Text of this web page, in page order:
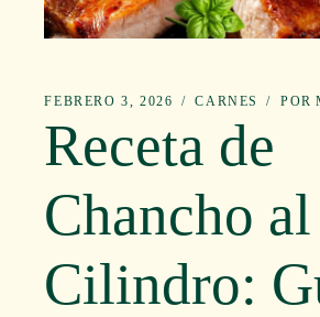
FEBRERO 3, 2026 CARNES POR
Receta de
Chancho al
Cilindro: